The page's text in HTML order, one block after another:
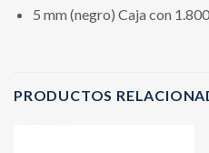
5 mm (negro) Caja con
PRODUCTOS